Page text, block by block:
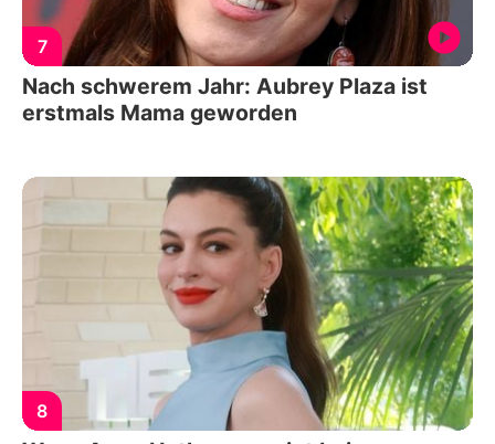
7
Nach schwerem Jahr: Aubrey Plaza ist
erstmals Mama geworden
8